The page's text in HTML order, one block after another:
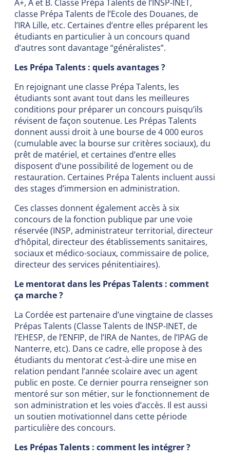
A+, A et B. Classe Prépa Talents de l’INSP-INET,
classe Prépa Talents de l’Ecole des Douanes, de
l’IRA Lille, etc. Certaines d’entre elles préparent les
étudiants en particulier à un concours quand
d’autres sont davantage “généralistes”.
Les Prépa Talents : quels avantages ?
En rejoignant une classe Prépa Talents, les
étudiants sont avant tout dans les meilleures
conditions pour préparer un concours puisqu’ils
révisent de façon soutenue. Les Prépas Talents
donnent aussi droit à une bourse de 4 000 euros
(cumulable avec la bourse sur critères sociaux), du
prêt de matériel, et certaines d’entre elles
disposent d’une possibilité de logement ou de
restauration. Certaines Prépa Talents incluent aussi
des stages d’immersion en administration.
Ces classes donnent également accès à six
concours de la fonction publique par une voie
réservée (INSP, administrateur territorial, directeur
d’hôpital, directeur des établissements sanitaires,
sociaux et médico-sociaux, commissaire de police,
directeur des services pénitentiaires).
Le mentorat dans les Prépas Talents : comment
ça marche ?
La Cordée est partenaire d’une vingtaine de classes
Prépas Talents (Classe Talents de INSP-INET, de
l’EHESP, de l’ENFIP, de l’IRA de Nantes, de l’IPAG de
Nanterre, etc). Dans ce cadre, elle propose à des
étudiants du mentorat c’est-à-dire une mise en
relation pendant l’année scolaire avec un agent
public en poste. Ce dernier pourra renseigner son
mentoré sur son métier, sur le fonctionnement de
son administration et les voies d’accès. Il est aussi
un soutien motivationnel dans cette période
particulière des concours.
Les Prépas Talents : comment les intégrer ?